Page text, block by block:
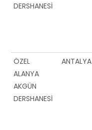
DERSHANESİ
ÖZEL
ALANYA
AKGÜN
DERSHANESİ
ANTALYA